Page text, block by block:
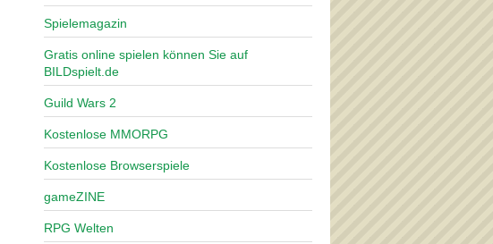
Spielemagazin
Gratis online spielen können Sie auf
BILDspielt.de
Guild Wars 2
Kostenlose MMORPG
Kostenlose Browserspiele
gameZINE
RPG Welten